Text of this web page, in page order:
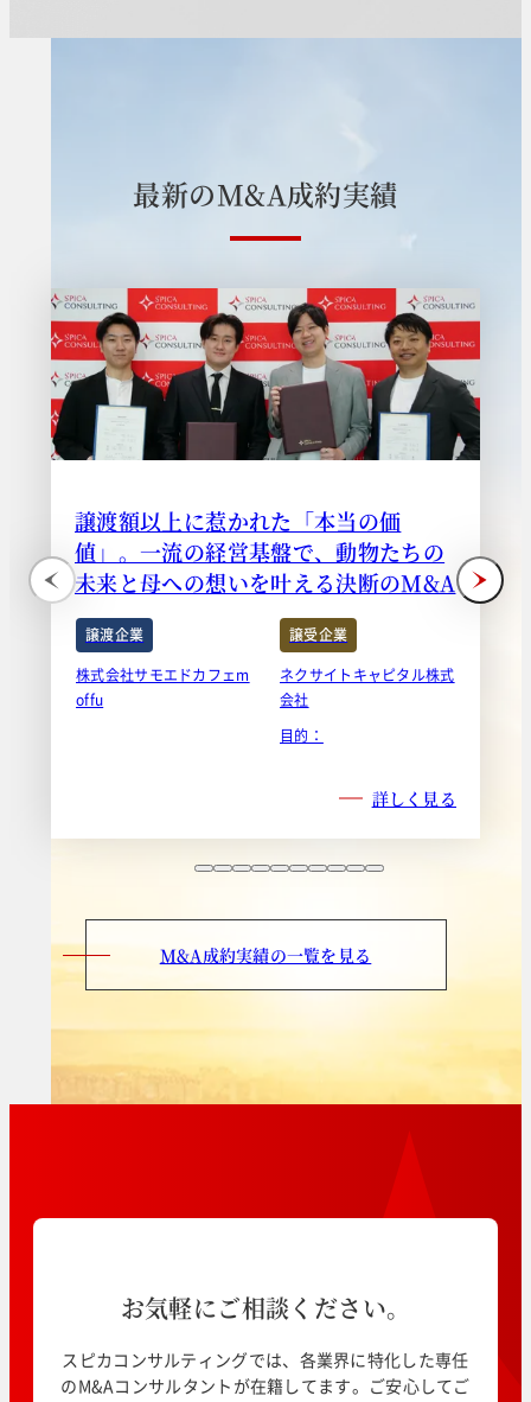
最新のM&A成約実績
譲渡額以上に惹かれた「本当の価
値」。一流の経営基盤で、動物たちの
未来と母への想いを叶える決断のM&A
譲渡企業
譲受企業
株式会社サモエドカフェm
offu
ネクサイトキャピタル株式
会社
目的：
詳しく見る
M&A成約実績の一覧を見る
お気軽にご相談ください。
スピカコンサルティングでは、各業界に特化した専任
のM&Aコンサルタントが在籍してます。ご安心してご